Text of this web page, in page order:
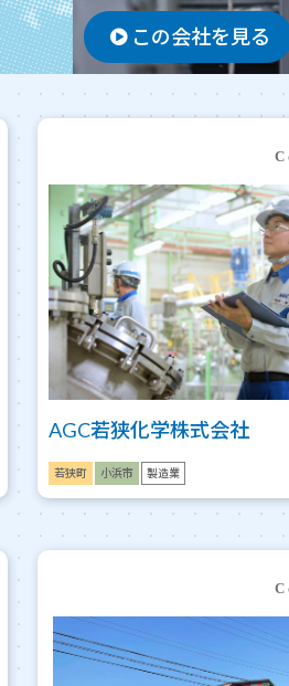
この会社を見る
AGC若狭化学株式会社
若狭町 小浜市 製造業